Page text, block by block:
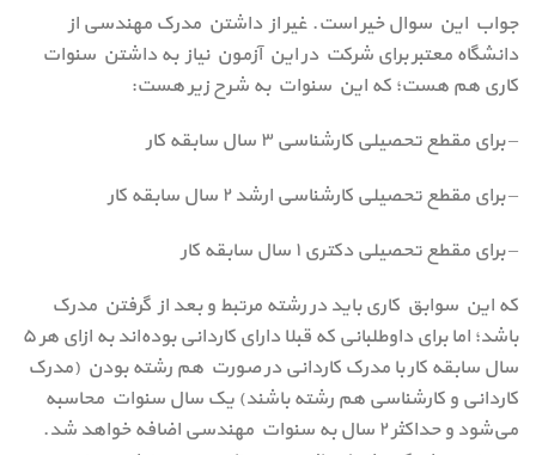
جواب این سوال خیر است. غیر از داشتن مدرک مهندسی از
دانشگاه معتبر برای شرکت در این آزمون نیاز به داشتن سنوات
کاری هم هست؛ که این سنوات به شرح زیر هست:
– برای مقطع تحصیلی کارشناسی ۳ سال سابقه کار
– برای مقطع تحصیلی کارشناسی ارشد ۲ سال سابقه کار
– برای مقطع تحصیلی دکتری ۱ سال سابقه کار
که این سوابق کاری باید در رشته مرتبط و بعد از گرفتن مدرک
باشد؛ اما برای داوطلبانی که قبلا دارای کاردانی بوده‌اند به ازای هر ۵
سال سابقه کار با مدرک کاردانی در صورت هم رشته بودن (مدرک
کاردانی و کارشناسی هم رشته باشند) یک سال سنوات محاسبه
می‌شود و حداکثر ۲ سال به سنوات مهندسی اضافه خواهد شد.